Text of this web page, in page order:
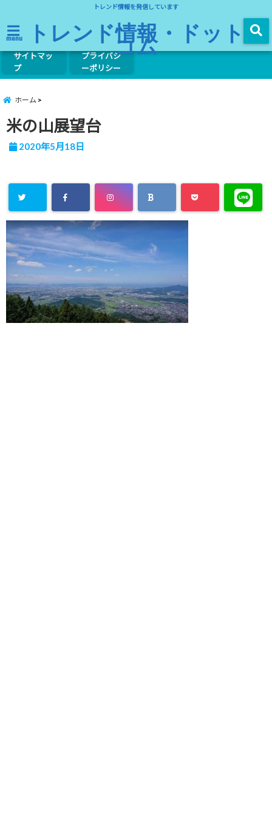
トレンド情報を発信しています
menu トレンド情報・ドット
コム
サイトマッ
プ
プライバシ
ーポリシー
ホーム
米の山展望台
2020年5月18日